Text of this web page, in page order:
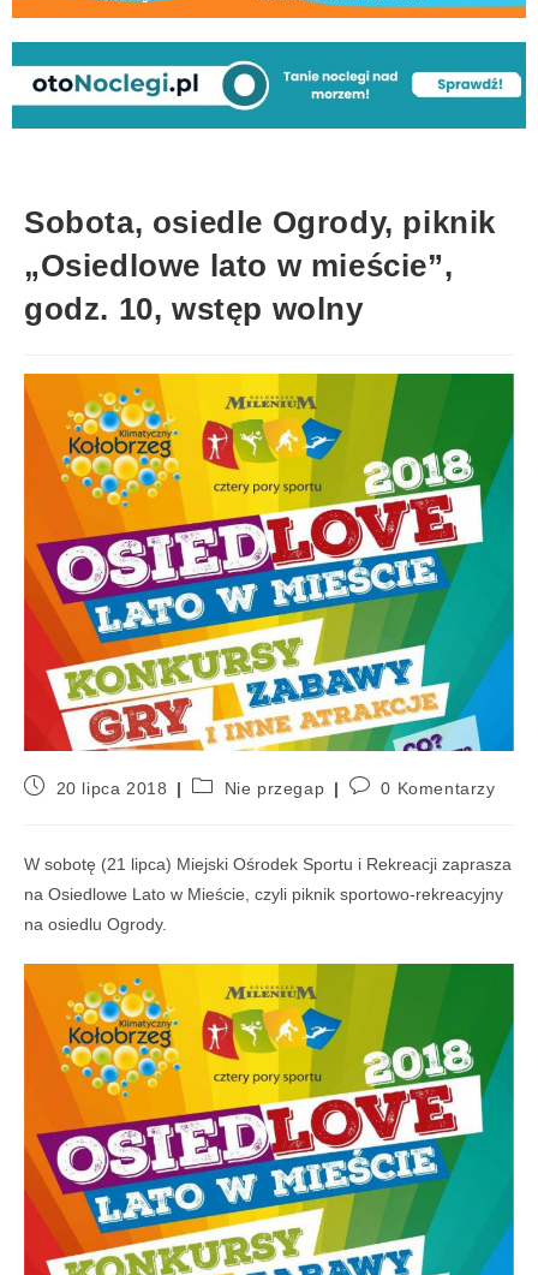
Sobota, osiedle Ogrody, piknik
„Osiedlowe lato w mieście”,
godz. 10, wstęp wolny
20 lipca 2018 Nie przegap 0 Komentarzy
W sobotę (21 lipca) Miejski Ośrodek Sportu i Rekreacji zaprasza
na Osiedlowe Lato w Mieście, czyli piknik sportowo-rekreacyjny
na osiedlu Ogrody.